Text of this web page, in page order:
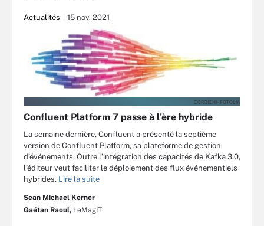
Actualités 15 nov. 2021
COROICHI - FOTOLIA
Confluent Platform 7 passe à l’ère hybride
La semaine dernière, Confluent a présenté la septième
version de Confluent Platform, sa plateforme de gestion
d’événements. Outre l’intégration des capacités de Kafka 3.0,
l’éditeur veut faciliter le déploiement des flux événementiels
hybrides. Lire la suite
Sean Michael Kerner
Gaétan Raoul, LeMagIT